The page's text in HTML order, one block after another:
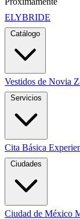
ELYBRIDE
Catálogo
Vestidos de Novia
Servicios
Cita Básica
Ciudades
Ciudad de México